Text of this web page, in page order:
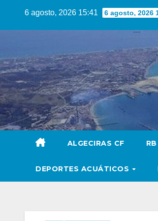
6 agosto, 2026 15:41 6 agosto, 2026
ALGECIRAS CF
DEPORTES ACUÁTICOS